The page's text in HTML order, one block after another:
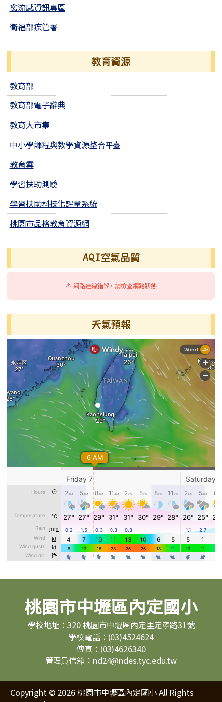
禽流感資訊專區
衛福部疾管署
教育資源
教育部
教育部電子辭典
教育大市集
中小學課程與教學資源整合平臺
教育雲
學習扶助測驗
學習扶助科技化評量系統
桃園市品格教育資源網
AQI空氣品質
⚠️ 網路連線錯誤，請檢查網路狀態
天氣預報
頁尾區域內容
桃園市中壢區內定國小
學校地址：320 桃園市中壢區內定里定寧路31號
學校電話：(03)4524624
傳真：(03)4626340
管理員信箱：nd24@ndes.tyc.edu.tw
Copyright © 2026 桃園市中壢區內定國小 All Rights